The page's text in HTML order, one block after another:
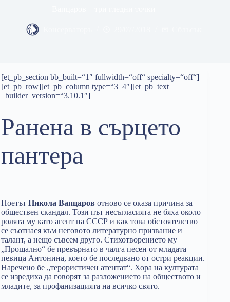
[et_pb_section bb_built=“1″ fullwidth=“off“ specialty=“off“]
[et_pb_row][et_pb_column type=“3_4″][et_pb_text
_builder_version=“3.10.1″]
Ранена в сърцето
пантера
Поетът Никола Вапцаров отново се оказа причина за
обществен скандал. Този път несъгласията не бяха около
ролята му като агент на СССР и как това обстоятелство
се съотнася към неговото литературно призвание и
талант, а нещо съвсем друго. Стихотворението му
„Прощално“ бе превърнато в чалга песен от младата
певица Антонина, което бе последвано от остри реакции.
Наречено бе „терористичен атентат“. Хора на културата
се изредиха да говорят за разложението на обществото и
младите, за профанизацията на всичко свято.